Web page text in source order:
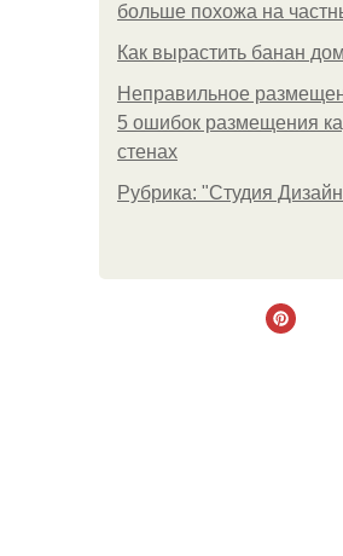
больше похожа на
Как вырастить банан
Неправильное
5 ошибок размещения
стенах
Рубрика: "Студия